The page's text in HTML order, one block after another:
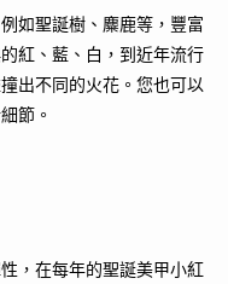
如聖誕樹、麋鹿等，豐富
紅、藍、白，到近年流行
出不同的火花。您也可以
節。
，在每年的聖誕美甲小紅